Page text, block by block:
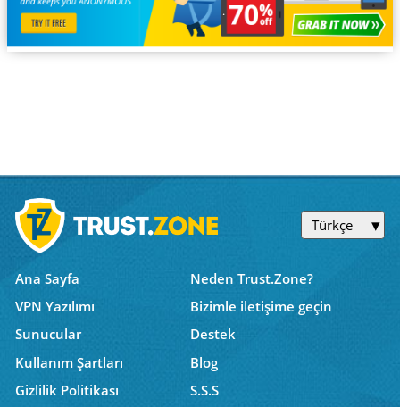
Türkçe
Ana Sayfa
Neden Trust.Zone?
VPN Yazılımı
Bizimle iletişime geçin
Sunucular
Destek
Kullanım Şartları
Blog
Gizlilik Politikası
S.S.S